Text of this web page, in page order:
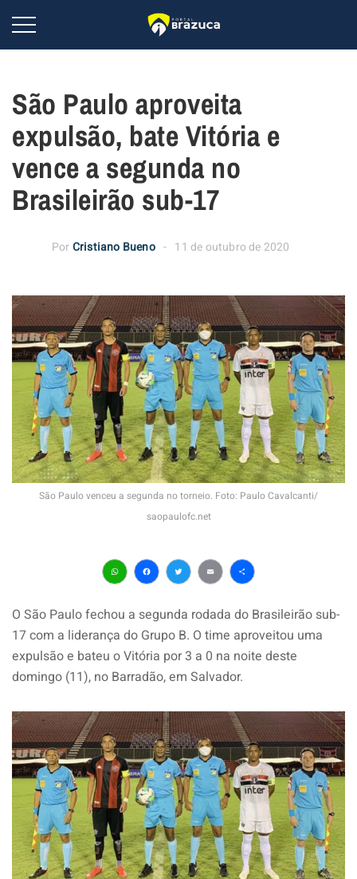
São Paulo aproveita
expulsão, bate Vitória e
vence a segunda no
Brasileirão sub-17
PorCristiano Bueno 11 de outubro de 2020
São Paulo venceu a segunda no torneio. Foto: Paulo Cavalcanti/
saopaulofc.net
WhatsApp
Facebook
Twitter
EmailShare
O São Paulo fechou a segunda rodada do Brasileirão sub-
17 com a liderança do Grupo B. O time aproveitou uma
expulsão e bateu o Vitória por 3 a 0 na noite deste
domingo (11), no Barradão, em Salvador.